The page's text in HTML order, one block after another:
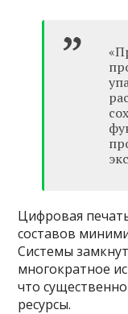
Цифровая
составов
Системы
многократное
что
ресурсы.